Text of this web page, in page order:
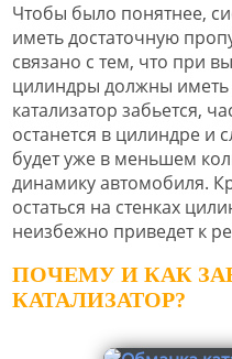
Чтобы было понятнее,
иметь достаточную
связано с тем, что при
цилиндры должны
катализатор забьется,
останется в цилиндре и
будет уже в меньшем
динамику автомобиля.
остаться на стенках
неизбежно приведет к
ПОЧЕМУ И КАК
КАТАЛИЗАТОР?